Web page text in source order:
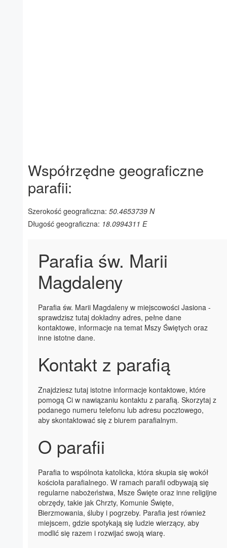
Współrzędne geograficzne
parafii:
Szerokość geograficzna: 50.4653739 N
Długość geograficzna: 18.0994311 E
Parafia św. Marii
Magdaleny
Parafia św. Marii Magdaleny w miejscowości Jasiona -
sprawdzisz tutaj dokładny adres, pełne dane
kontaktowe, informacje na temat Mszy Świętych oraz
inne istotne dane.
Kontakt z parafią
Znajdziesz tutaj istotne informacje kontaktowe, które
pomogą Ci w nawiązaniu kontaktu z parafią. Skorzytaj z
podanego numeru telefonu lub adresu pocztowego,
aby skontaktować się z biurem parafialnym.
O parafii
Parafia to wspólnota katolicka, która skupia się wokół
kościoła parafialnego. W ramach parafii odbywają się
regularne nabożeństwa, Msze Święte oraz inne religijne
obrzędy, takie jak Chrzty, Komunie Święte,
Bierzmowania, śluby i pogrzeby. Parafia jest również
miejscem, gdzie spotykają się ludzie wierzący, aby
modlić się razem i rozwijać swoją wiarę.